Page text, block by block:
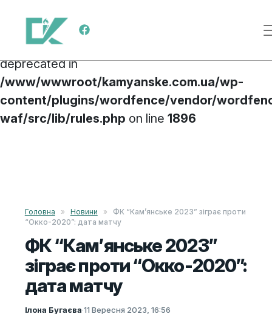
Deprecated
: preg_replace(): Passing null to
parameter #3 ($subject) of type array|string is
deprecated in
/www/wwwroot/kamyanske.com.ua/wp-
content/plugins/wordfence/vendor/
waf/src/lib/rules.php on line 1896
Main Navigation
Головна » Новини »
ФК “Кам’янське 2023” зіграє проти
“Окко-2020”: дата матчу
ФК “Кам’янське 2023”
зіграє проти “Окко-2020”:
дата матчу
Ілона Бугаєва·11 Вересня 2023, 16:56